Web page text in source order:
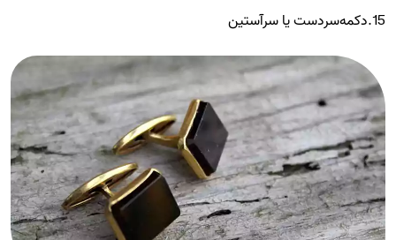
15.دکمه‌سردست یا سرآستین